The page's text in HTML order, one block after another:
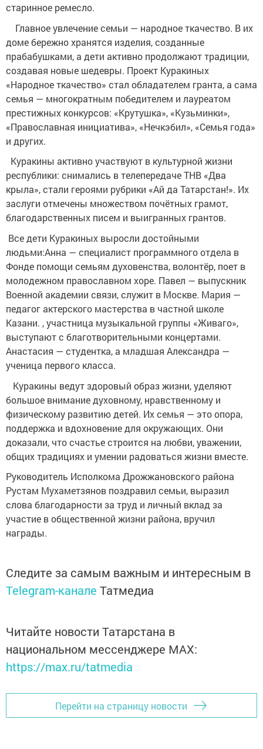
старинное ремесло.
Главное увлечение семьи — народное ткачество. В их
доме бережно хранятся изделия, созданные
прабабушками, а дети активно продолжают традиции,
создавая новые шедевры. Проект Куракиных
«Народное ткачество» стал обладателем гранта, а сама
семья — многократным победителем и лауреатом
престижных конкурсов: «Крутушка», «Кузьминки»,
«Православная инициатива», «Нечкэбил», «Семья года»
и других.
Куракины активно участвуют в культурной жизни
республики: снимались в телепередаче ТНВ «Два
крыла», стали героями рубрики «Ай да Татарстан!». Их
заслуги отмечены множеством почётных грамот,
благодарственных писем и выигранных грантов.
Все дети Куракиных выросли достойными
людьми:Анна — специалист программного отдела в
Фонде помощи семьям духовенства, волонтёр, поет в
молодежном православном хоре. Павел — выпускник
Военной академии связи, служит в Москве. Мария —
педагог актерского мастерства в частной школе
Казани. , участница музыкальной группы «Живаго»,
выступают с благотворительными концертами.
Анастасия — студентка, а младшая Александра —
ученица первого класса.
Куракины ведут здоровый образ жизни, уделяют
большое внимание духовному, нравственному и
физическому развитию детей. Их семья — это опора,
поддержка и вдохновение для окружающих. Они
доказали, что счастье строится на любви, уважении,
общих традициях и умении радоваться жизни вместе.
Руководитель Исполкома Дрожжановского района
Рустам Мухаметзянов поздравил семьи, выразил
слова благодарности за труд и личный вклад за
участие в общественной жизни района, вручил
награды.
Следите за самым важным и интересным в
Telegram-канале Татмедиа
Читайте новости Татарстана в
национальном мессенджере MАХ:
https://max.ru/tatmedia
Перейти на страницу новости